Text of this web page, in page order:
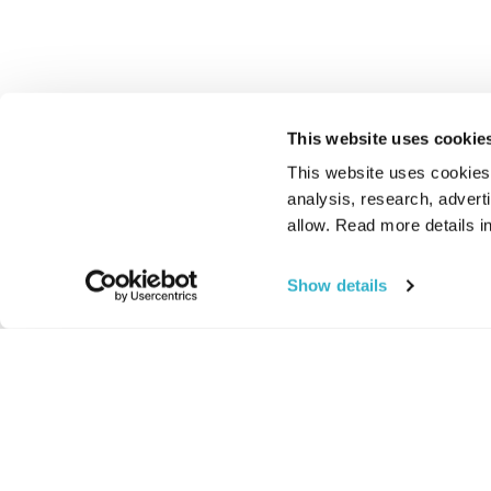
This website uses
This website uses
analysis, research,
allow. Read more details
Show details